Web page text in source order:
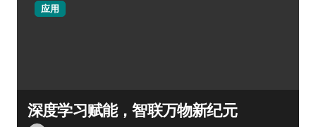
应用
深度学习赋能，智联万物新纪元